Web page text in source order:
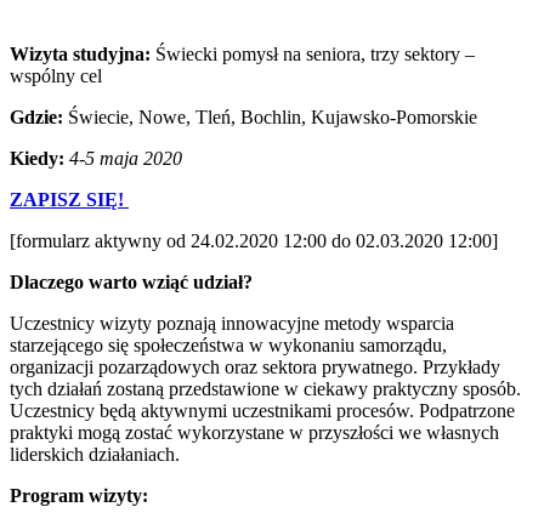
Wizyta studyjna: Świecki pomysł na seniora, trzy sektory –
wspólny cel
Gdzie: Świecie, Nowe, Tleń, Bochlin, Kujawsko-Pomorskie
Kiedy: 4-5 maja 2020
ZAPISZ SIĘ!
[formularz aktywny od 24.02.2020 12:00 do 02.03.2020 12:00]
Dlaczego warto wziąć udział?
Uczestnicy wizyty poznają innowacyjne metody wsparcia
starzejącego się społeczeństwa w wykonaniu samorządu,
organizacji pozarządowych oraz sektora prywatnego. Przykłady
tych działań zostaną przedstawione w ciekawy praktyczny sposób.
Uczestnicy będą aktywnymi uczestnikami procesów. Podpatrzone
praktyki mogą zostać wykorzystane w przyszłości we własnych
liderskich działaniach.
Program wizyty: